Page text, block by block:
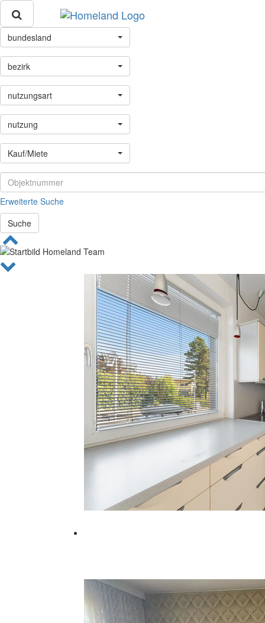
bundesland
bezirk
nutzungsart
nutzung
Kauf/Miete
Erweiterte Suche
Suche